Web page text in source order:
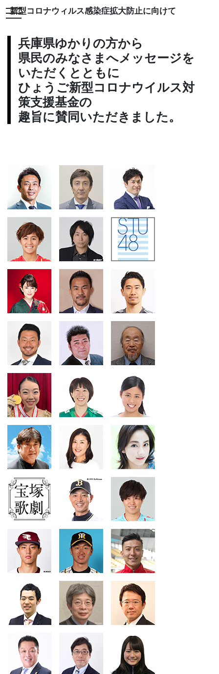
toggle navigation
新型コロナウィルス感染症拡大防止に向けて
兵庫県ゆかりの方から
県民のみなさまへメッセージを
いただくとともに
ひょうご新型コロナウイルス対
策支援基金の
趣旨に賛同いただきました。